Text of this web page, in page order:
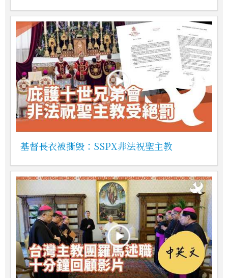
基督長衣被撕毀：SSPX非法祝聖主教